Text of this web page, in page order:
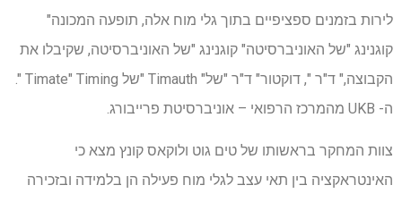
לירות בזמנים ספציפיים בתוך גלי מוח אלה, תופעה המכונה"
קוגנינג "של האוניברסיטה" קוגנינג "של האוניברסיטה, שקיבלו את
הקבוצה," ד"ר ", דוקטור" ד"ר "של" Timauth "של Timate" Timing ".
ה- UKB מהמרכז הרפואי – אוניברסיטת פרייבורג.
צוות המחקר בראשותו של טים גוט ולוקאס קונץ מצא כי
האינטראקציה בין תאי עצב לגלי מוח פעילה הן בלמידה ובזכירה